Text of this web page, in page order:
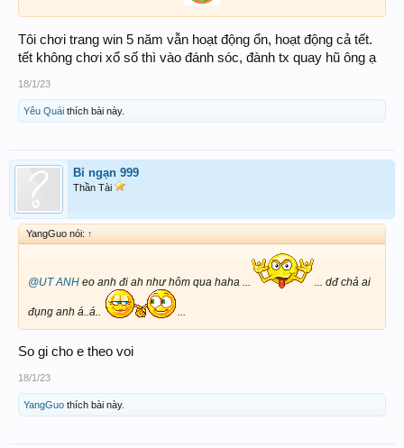
Tôi chơi trang win 5 năm vẫn hoạt động ổn, hoạt động cả tết.
tết không chơi xổ số thì vào đánh sóc, đành tx quay hũ ông ạ
18/1/23
Yêu Quái thích bài này.
Bỉ ngạn 999
Thần Tài
YangGuo nói: ↑
@UT ANH eo anh đi ah như hôm qua haha ... ... dđ chả ai
đụng anh á..á..
So gi cho e theo voi
18/1/23
YangGuo thích bài này.